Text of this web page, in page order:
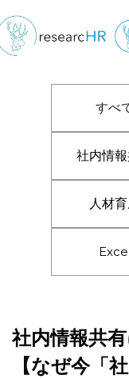
すべ
社内情
人材
社内情報共
【なぜ今「